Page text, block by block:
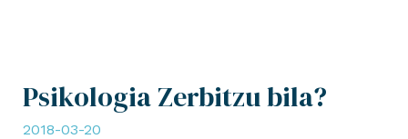
Psikologia Zerbitzu bila?
2018-03-20